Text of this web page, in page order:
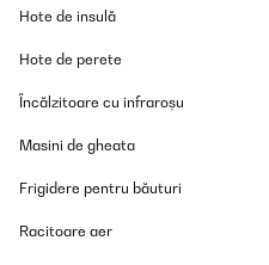
Hote de insulă
Hote de perete
Încălzitoare cu infraroșu
Masini de gheata
Frigidere pentru băuturi
Racitoare aer